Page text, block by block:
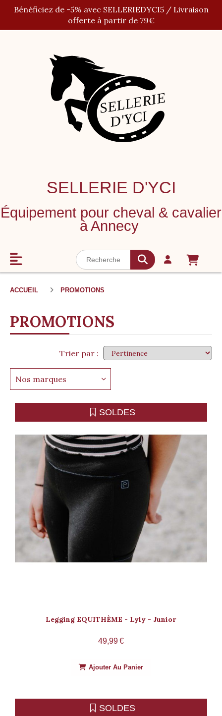
Bénéficiez de -5% avec SELLERIEDYCI5 / Livraison
offerte à partir de 79€
SELLERIE D'YCI
Équipement pour cheval & cavalier
à Annecy
ACCUEIL PROMOTIONS
PROMOTIONS
Trier par :
Nos marques
SOLDES
Legging EQUITHÈME - Lyly - Junior
49,99€
Ajouter Au Panier
SOLDES